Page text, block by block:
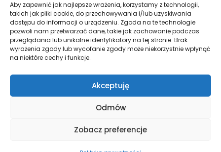
Aby zapewnić jak najlepsze wrażenia, korzystamy z technologii,
takich jak pliki cookie, do przechowywania i/lub uzyskiwania
dostępu do informacji o urządzeniu. Zgoda na te technologie
pozwoli nam przetwarzać dane, takie jak zachowanie podczas
przeglądania lub unikalne identyfikatory na tej stronie. Brak
wyrażenia zgody lub wycofanie zgody może niekorzystnie wpłynąć
na niektóre cechy i funkcje.
Akceptuję
Odmów
Zobacz preferencje
Miasto i Gmina
Radłów
Wszelkie prawa zastrzeżone © 2026Zespół Szkół w